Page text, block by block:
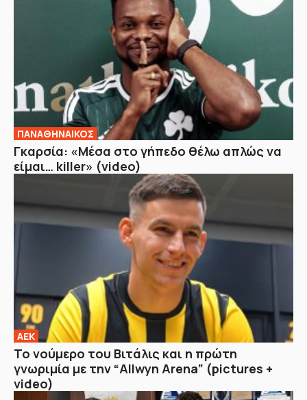
ΠΑΝΑΘΗΝΑΙΚΟΣ
Γκαρσία: «Μέσα στο γήπεδο θέλω απλώς να
είμαι… killer» (video)
ΑΕΚ
Το νούμερο του Βιτάλις και η πρώτη
γνωριμία με την “Allwyn Arena” (pictures +
video)